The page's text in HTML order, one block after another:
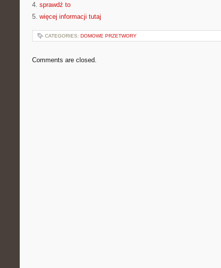
4. sprawdź to
5. więcej informacji tutaj
CATEGORIES: DOMOWE PRZETWORY
Comments are closed.